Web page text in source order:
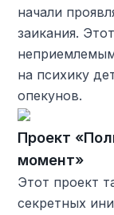
начали
заикания.
на психику
опекунов.
Проект
момент»
Этот проект
секретных